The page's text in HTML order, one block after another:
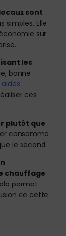
sont
simples. Elle
sur
les
bonne
aides
ces
plutôt que
consomme
le second.
chauffage
permet
de cette